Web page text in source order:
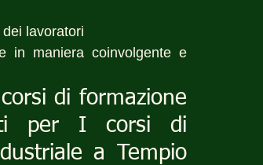
lavoratori
in maniera coinvolgente e
di formazione
per I corsi di
a Tempio